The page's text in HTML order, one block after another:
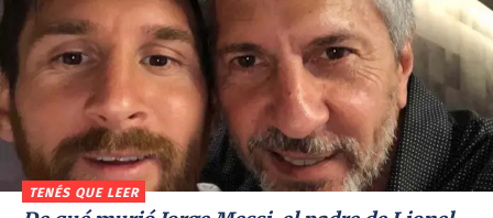
TENÉS QUE LEER